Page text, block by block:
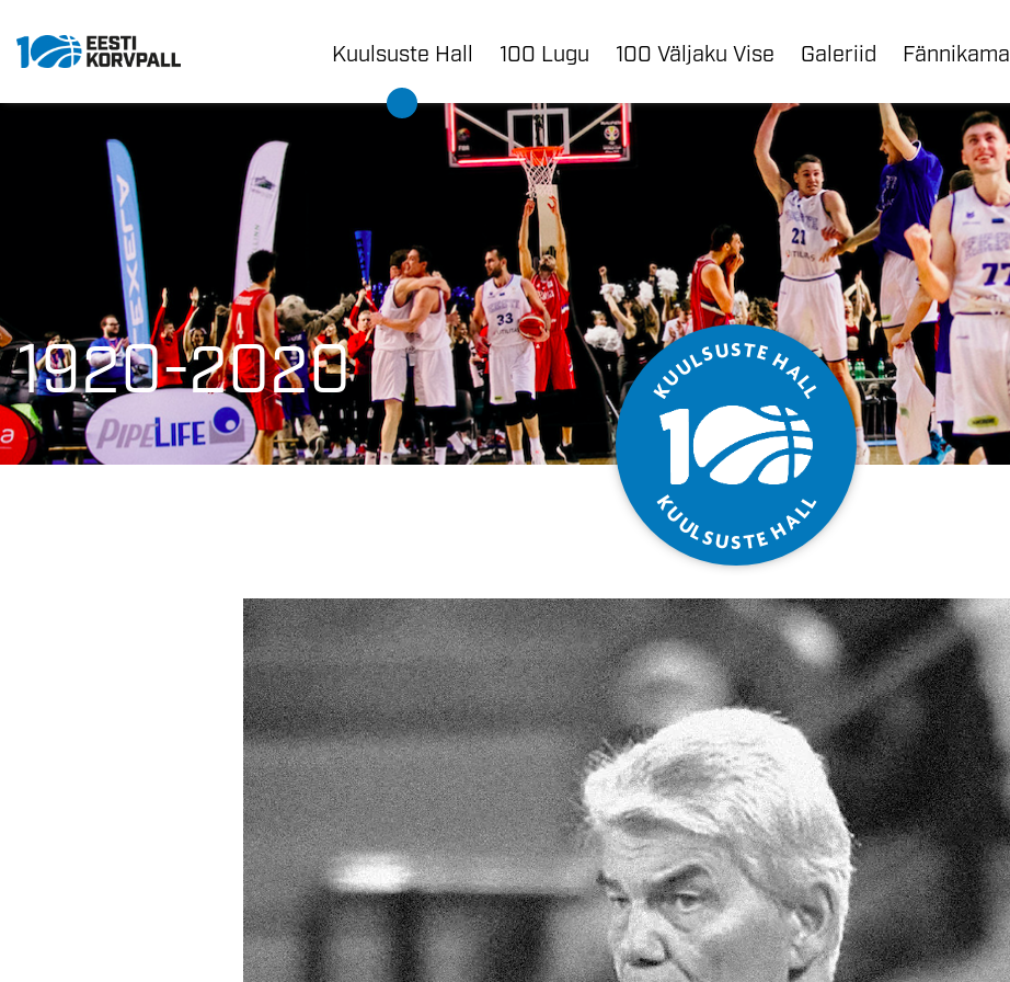
Kuulsuste Hall 100 Lugu 100 Väljaku Vise Galeriid Fännikama
K
UULSUSTEHAL
L
K
UULSUSTEHAL
L
1920-2020
1920-2020